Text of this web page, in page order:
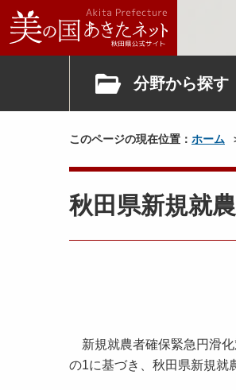
分野から探す
このページの現在位置： ホーム
秋田県新規就
新規就農者確保緊急円滑化
の1に基づき、秋田県新規就